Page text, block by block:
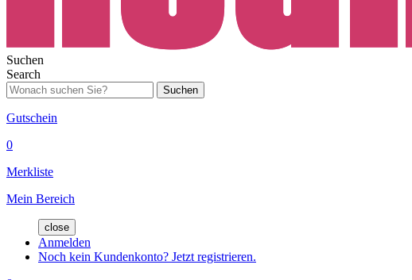
Suchen
Search
Suchen
Gutschein
0
Merkliste
Mein Bereich
close
Anmelden
Noch kein Kundenkonto? Jetzt registrieren.